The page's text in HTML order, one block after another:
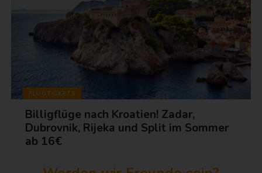
FLUGTICKETS
Billigflüge nach Kroatien! Zadar,
Dubrovnik, Rijeka und Split im Sommer
ab 16€